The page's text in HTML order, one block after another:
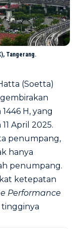
Tangerang.
(Soetta)
H, yang
April 2025.
penumpang,
hanya
penumpang.
ketepatan
Performance